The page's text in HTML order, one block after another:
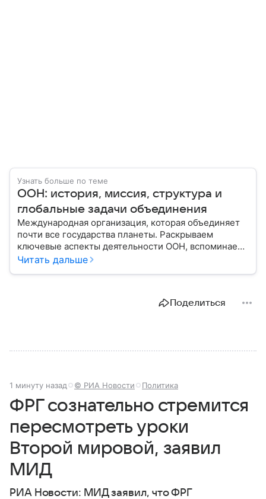
Узнать больше по теме
ООН: история, миссия, структура и
глобальные задачи объединения
Международная организация, которая объединяет
почти все государства планеты. Раскрываем
ключевые аспекты деятельности ООН, вспоминаем
историю ее становления и анализируем степень
Читать дальше
Поделиться
1 минуту назад © РИА Новости Политика
ФРГ сознательно стремится
пересмотреть уроки
Второй мировой, заявил
МИД
РИА Новости: МИД заявил, что ФРГ